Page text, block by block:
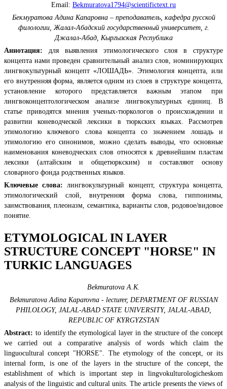
Email: Bekmuratova1794@scientifictext.ru
Бекмуратова Адина Капаровна – преподаватель, кафедра русской
филологии, Жалал-Абадский государственный университет, г.
Джалал-Абад, Кыргызская Республика
Аннотация: для выявления этимологического слоя в структуре
концепта нами проведен сравнительный анализ слов, номинирующих
лингвокультурный концепт «ЛОШАДЬ». Этимология концепта, или
его внутренняя форма, является одним из слоев в структуре концепта,
установление которого представляется важным этапом при
лингвоконцептологическом анализе лингвокультурных единиц. В
статье приводятся мнения ученых-тюркологов о происхождении и
развитии коневодческой лексики в тюркских языках. Рассмотрев
этимологию ключевого слова концепта со значением лошадь и
этимологию его синонимов, можно сделать выводы, что основные
наименования коневодческих слов относятся к древнейшим пластам
лексики (алтайским и общетюркским) и составляют основу
словарного фонда родственных языков.
Ключевые слова: лингвокультурный концепт, структура концепта,
этимологический слой, внутренняя форма слова, гиппонимы,
заимствования, плеоназм, семантика, варианты слов, родовое/видовое
понятие.
ETYMOLOGICAL IN LAYER
STRUCTURE CONCEPT "HORSE" IN
TURKIC LANGUAGES
Bekmuratova A.K.
Bekmuratova Adina Kaparovna - lecturer, DEPARTMENT OF RUSSIAN
PHILOLOGY, JALAL-ABAD STATE UNIVERSITY, JALAL-ABAD,
REPUBLIC OF KYRGYZSTAN
Abstract: to identify the etymological layer in the structure of the concept
we carried out a comparative analysis of words which claim the
linguocultural concept "HORSE". The etymology of the concept, or its
internal form, is one of the layers in the structure of the concept, the
establishment of which is important step in lingvokulturologicheskom
analysis of the linguistic and cultural units. The article presents the views of